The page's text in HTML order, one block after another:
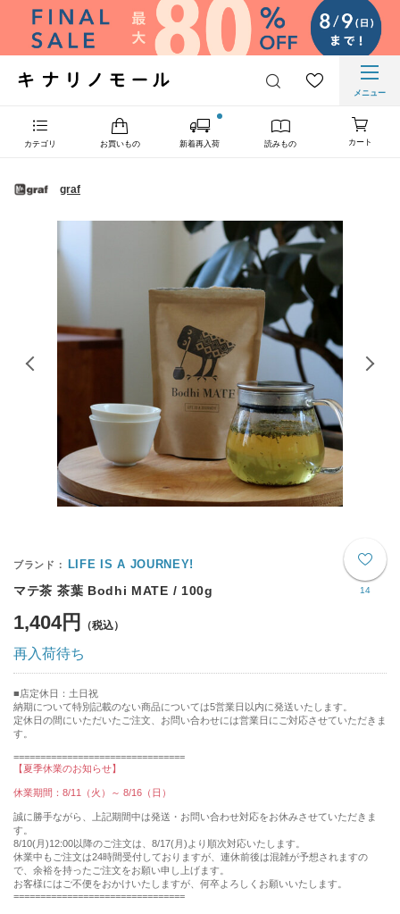
メニュー
カテゴリ お買いもの 新着再入荷 読みもの カート
graf
14
LIFE IS A JOURNEY!
マテ茶 茶葉 Bodhi MATE / 100g
1,404円
再入荷待ち
店定休日：土日祝
納期について特別記載のない商品については5営業日以内に発送いたします。
定休日の間にいただいたご注文、お問い合わせには営業日にご対応させていただきま
す。
================================
【夏季休業のお知らせ】
休業期間：8/11（火）～ 8/16（日）
誠に勝手ながら、上記期間中は発送・お問い合わせ対応をお休みさせていただきま
す。
8/10(月)12:00以降のご注文は、8/17(月)より順次対応いたします。
休業中もご注文は24時間受付しておりますが、連休前後は混雑が予想されますの
で、余裕を持ったご注文をお願い申し上げます。
お客様にはご不便をおかけいたしますが、何卒よろしくお願いいたします。
================================